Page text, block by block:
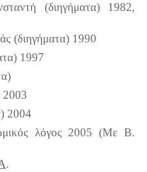
(διηγήματα) 1982,
(διηγήματα) 1990
1997
2003
2004
λόγος 2005 (Με Β.
.